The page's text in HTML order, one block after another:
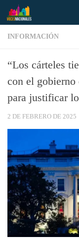
Saltar al contenido
INFORMACIÓN
“Los cárteles
con el gobierno
para justificar
2 DE FEBRERO DE 2025